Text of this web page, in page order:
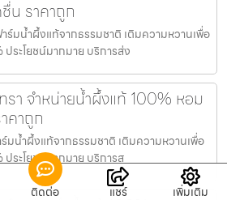
น ราคาถูก
ร์มน้ำผึ้งแท้จากธรรมชาติ เติมความหวานเพื่อ
ระโยชน์มากมาย บริการส่ง
รา จำหน่ายน้ำผึ้งแท้ 100% หอม
คาถูก
ร์มน้ำผึ้งแท้จากธรรมชาติ เติมความหวานเพื่อ
ระโยชน์มากมาย บริการส
ติดต่อ แชร์ เพิ่มเติม